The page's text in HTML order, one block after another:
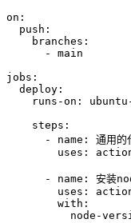
on:
  push:
    branches:
      - main
jobs:
  deploy:
runs-on:
    steps:
- name: 通用的
uses:
- name: 安装
uses:
        with:
node-